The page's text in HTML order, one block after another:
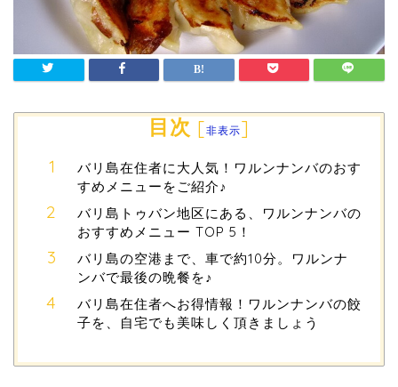
目次 [非表示]
バリ島在住者に大人気！ワルンナンバのおす
すめメニューをご紹介♪
バリ島トゥバン地区にある、ワルンナンバの
おすすめメニュー TOP 5！
バリ島の空港まで、車で約10分。ワルンナ
ンバで最後の晩餐を♪
バリ島在住者へお得情報！ワルンナンバの餃
子を、自宅でも美味しく頂きましょう